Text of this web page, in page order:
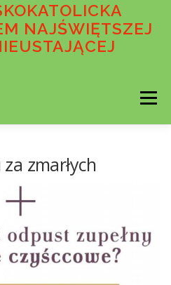
NAJŚWIĘTSZEJ
Menu
O PARAFII
SAKRAMENTY
zmarłych